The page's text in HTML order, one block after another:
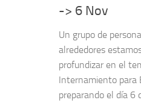
-> 6 Nov
Un grupo de
alrededores
profundizar en el
Internamiento para
preparando el día 6